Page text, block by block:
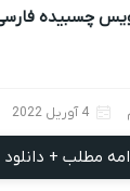
چسبیده
4 آوریل 2022
مطلب + دانلود